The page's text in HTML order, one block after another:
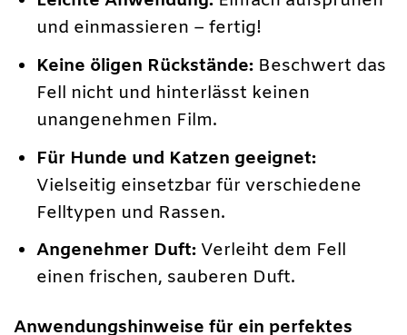
und einmassieren – fertig!
Keine öligen Rückstände: Beschwert das
Fell nicht und hinterlässt keinen
unangenehmen Film.
Für Hunde und Katzen geeignet:
Vielseitig einsetzbar für verschiedene
Felltypen und Rassen.
Angenehmer Duft: Verleiht dem Fell
einen frischen, sauberen Duft.
Anwendungshinweise für ein perfektes